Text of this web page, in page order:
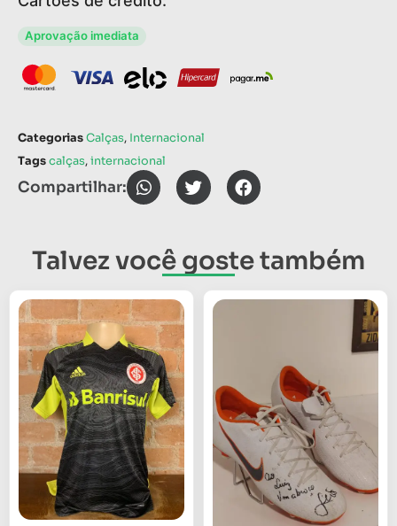
Aprovação imediata
CategoriasCalças, Internacional
Tagscalças,internacional
Compartilhar:
Talvez você goste também